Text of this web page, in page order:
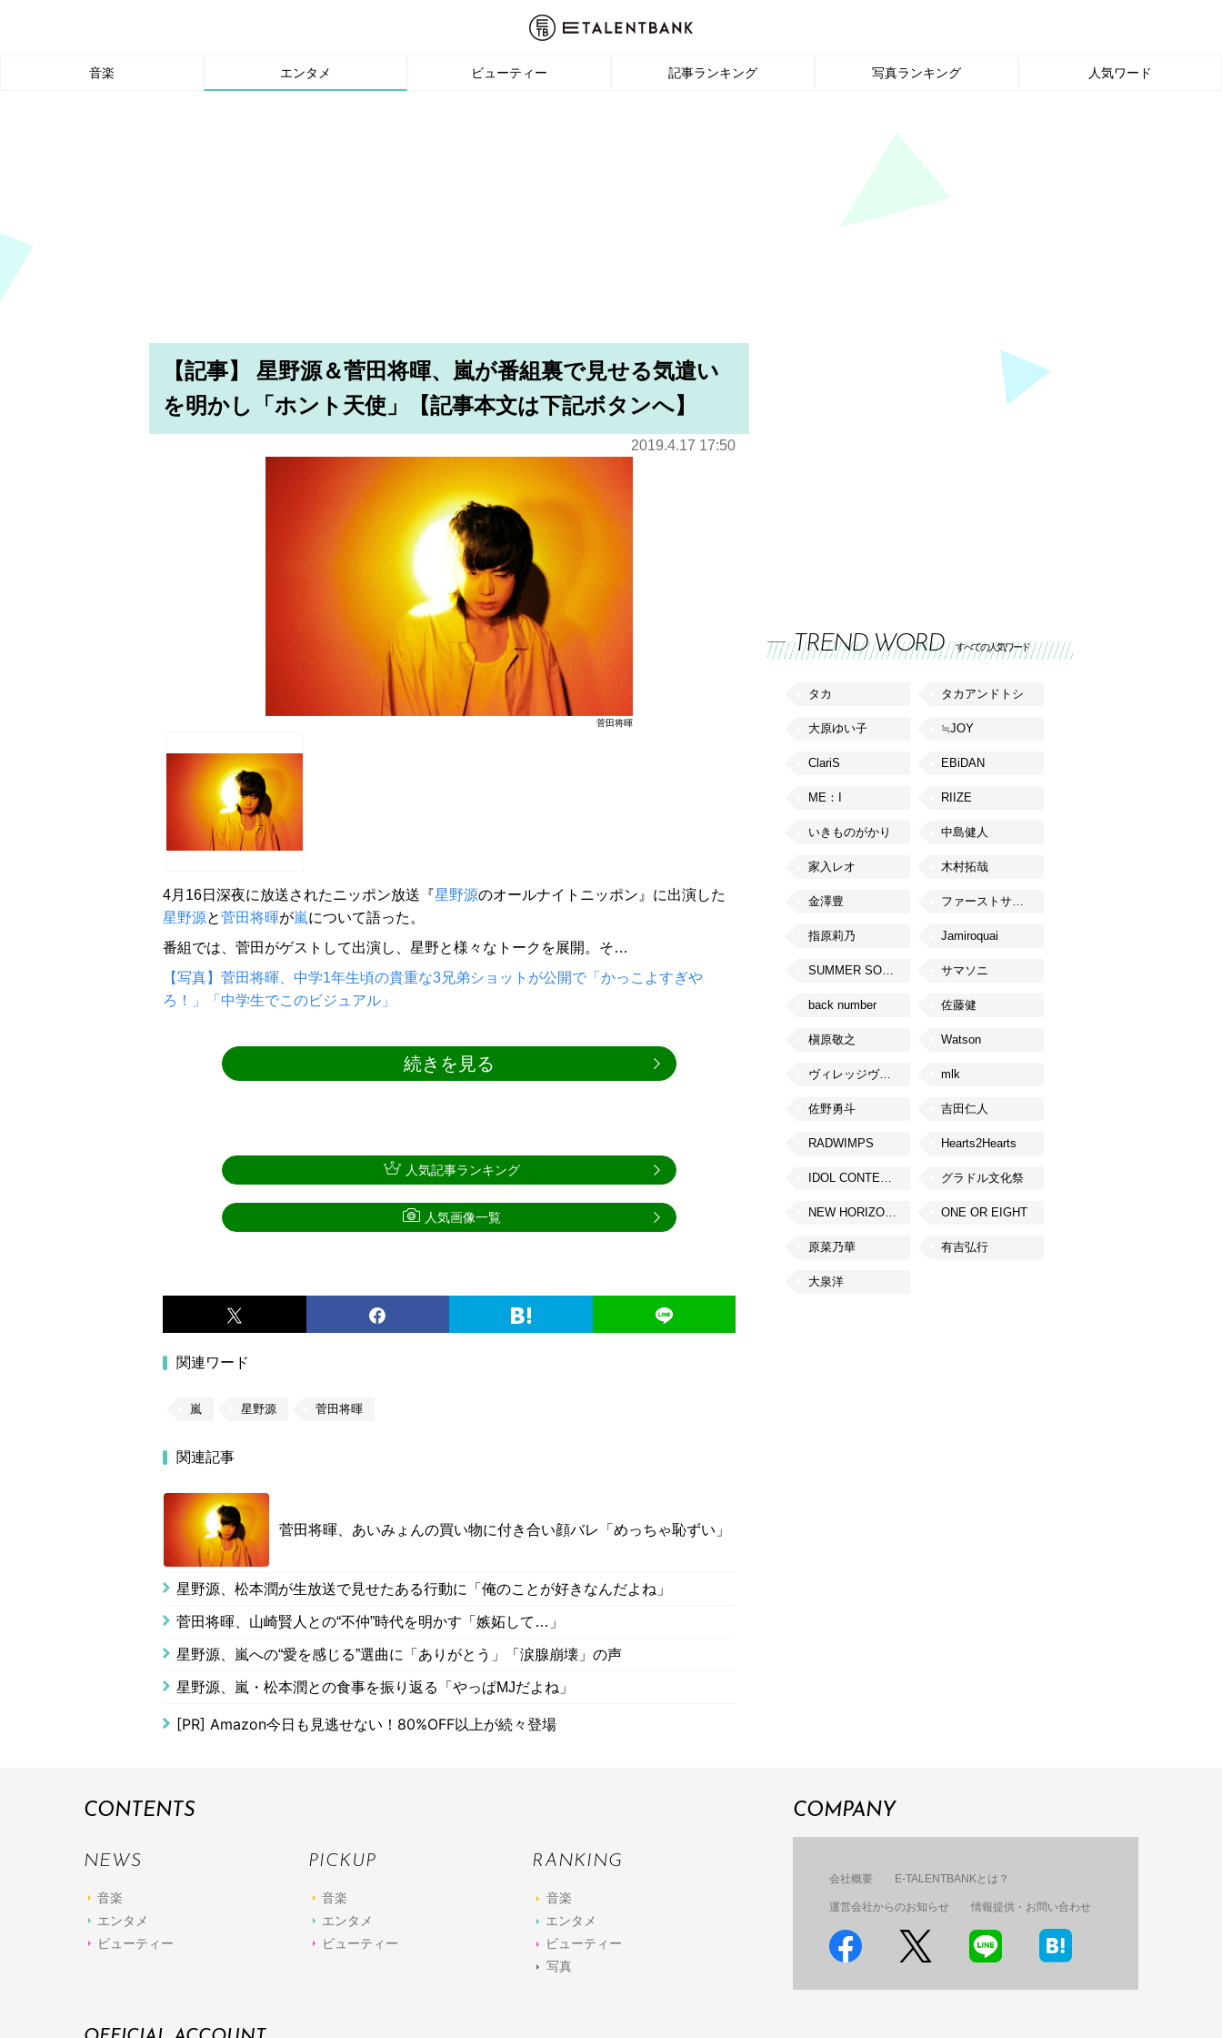
音楽 エンタメ ビューティー 記事ランキング 写真ランキング 人気ワード
【記事】 星野源＆菅田将暉、嵐が番組裏で見せる気遣い
を明かし「ホント天使」【記事本文は下記ボタンへ】
2019.4.17 17:50
菅田将暉
4月16日深夜に放送されたニッポン放送『星野源のオールナイトニッポン』に出演した
星野源と菅田将暉が嵐について語った。
番組では、菅田がゲストして出演し、星野と様々なトークを展開。そ…
【写真】菅田将暉、中学1年生頃の貴重な3兄弟ショットが公開で「かっこよすぎや
ろ！」「中学生でこのビジュアル」
続きを見る
関連ワード
嵐 星野源 菅田将暉
関連記事
菅田将暉、あいみょんの買い物に付き合い顔バレ「めっちゃ恥ずい」
星野源、松本潤が生放送で見せたある行動に「俺のことが好きなんだよね」
菅田将暉、山崎賢人との“不仲”時代を明かす「嫉妬して…」
星野源、嵐への“愛を感じる”選曲に「ありがとう」「涙腺崩壊」の声
星野源、嵐・松本潤との食事を振り返る「やっぱMJだよね」
[PR] Amazon今日も見逃せない！80%OFF以上が続々登場
人気記事ランキング
人気画像一覧
TREND WORD すべての人気ワード
タカ タカアンドトシ
大原ゆい子 ≒JOY
ClariS EBiDAN
ME：I RIIZE
いきものがかり 中島健人
家入レオ 木村拓哉
金澤豊 ファーストサマーウイカ
指原莉乃 Jamiroquai
SUMMER SONIC サマソニ
back number 佐藤健
槇原敬之 Watson
ヴィレッジヴァンガード mlk
佐野勇斗 吉田仁人
RADWIMPS Hearts2Hearts
IDOL CONTENT EXPO グラドル文化祭
NEW HORIZON FEST ONE OR EIGHT
原菜乃華 有吉弘行
大泉洋
CONTENTS
NEWS
音楽
エンタメ
ビューティー
PICKUP
音楽
エンタメ
ビューティー
RANKING
音楽
エンタメ
ビューティー
写真
COMPANY
会社概要 E-TALENTBANKとは？
運営会社からのお知らせ 情報提供・お問い合わせ